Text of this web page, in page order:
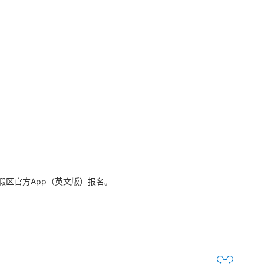
官方App（英文版）报名。